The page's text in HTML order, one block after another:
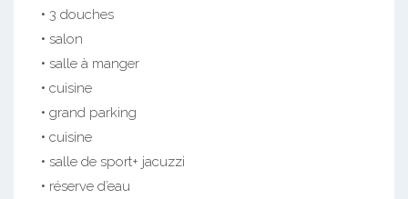
• 3 douches
• salon
• salle à manger
• cuisine
• grand parking
• cuisine
• salle de sport+ jacuzzi
• réserve d’eau